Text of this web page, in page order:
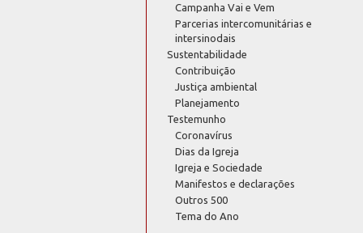
Campanha Vai e Vem
Parcerias intercomunitárias e
intersinodais
Sustentabilidade
Contribuição
Justiça ambiental
Planejamento
Testemunho
Coronavírus
Dias da Igreja
Igreja e Sociedade
Manifestos e declarações
Outros 500
Tema do Ano